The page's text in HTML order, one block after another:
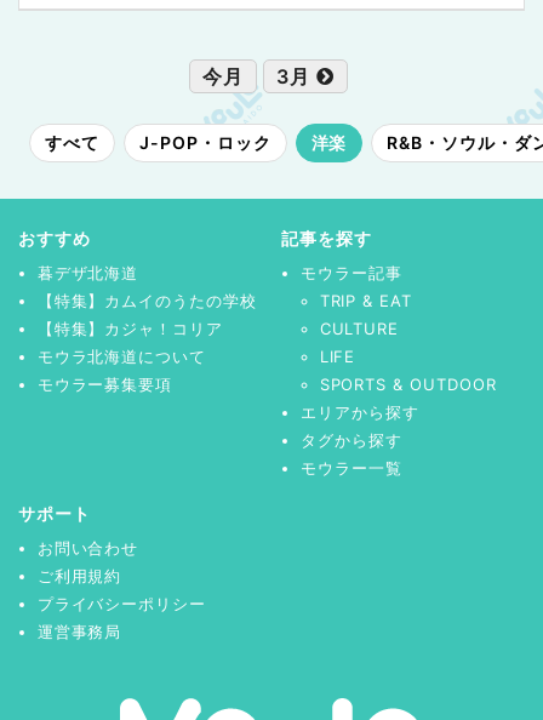
今月 3月
すべて J-POP・ロック 洋楽 R&B・ソウル・ダ
おすすめ
暮デザ北海道
【特集】カムイのうたの学校
【特集】カジャ！コリア
モウラ北海道について
モウラー募集要項
記事を探す
モウラー記事
TRIP & EAT
CULTURE
LIFE
SPORTS & OUTDOOR
エリアから探す
タグから探す
モウラー一覧
サポート
お問い合わせ
ご利用規約
プライバシーポリシー
運営事務局